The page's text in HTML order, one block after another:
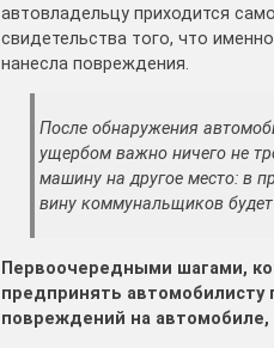
автовладельцу приходится
свидетельства того, что
нанесла повреждения.
После обнаружения
ущербом важно ничего не
машину на другое место: в
вину коммунальщиков
Первоочередными шагами,
предпринять автомобилисту
повреждений на автомобиле,